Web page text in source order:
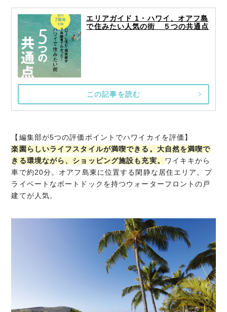
エリアガイド 1・ハワイ、オアフ島
で住みたい人気の街 ５つの共通点
この記事を読む
【編集部が5つの評価ポイントでハワイカイを評価】
楽園らしいライフスタイルが満喫できる。大自然を満喫で
きる環境ながら、ショッピング施設も充実。 ワイキキから
車で約20分。オアフ島東に位置する閑静な居住エリア。プ
ライベートなボートドックを持つウォーターフロントの戸
建てが人気。